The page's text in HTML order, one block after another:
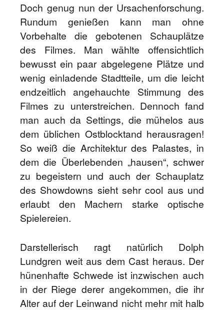
Doch genug nun der Ursachenforschung.
Rundum genießen kann man ohne
Vorbehalte die gebotenen Schauplätze
des Filmes. Man wählte offensichtlich
bewusst ein paar abgelegene Plätze und
wenig einladende Stadtteile, um die leicht
endzeitlich angehauchte Stimmung des
Filmes zu unterstreichen. Dennoch fand
man auch da Settings, die mühelos aus
dem üblichen Ostblocktand herausragen!
So weiß die Architektur des Palastes, in
dem die Überlebenden „hausen“, schwer
zu begeistern und auch der Schauplatz
des Showdowns sieht sehr cool aus und
erlaubt den Machern starke optische
Spielereien.
Darstellerisch ragt natürlich Dolph
Lundgren weit aus dem Cast heraus. Der
hünenhafte Schwede ist inzwischen auch
in der Riege derer angekommen, die ihr
Alter auf der Leinwand nicht mehr mit halb